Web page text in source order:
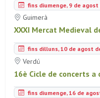
fins diumenge, 9 de agost
Guimerà
XXXI Mercat Medieval
fins dilluns, 10 de agost
Verdú
16è Cicle de concerts a
fins diumenge, 16 de